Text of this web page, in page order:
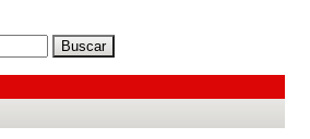
Buscar